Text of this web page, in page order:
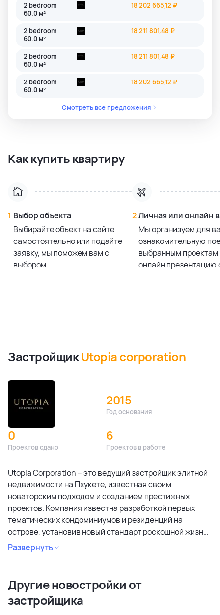
2 bedroom
60.0 м²
18 202 665,12 ₽
2 bedroom
60.0 м²
18 211 801,48 ₽
2 bedroom
60.0 м²
18 211 801,48 ₽
2 bedroom
60.0 м²
18 202 665,12 ₽
Смотреть все предложения
Как купить квартиру
1 Выбор объекта
Выбирайте объект на сайте
самостоятельно или подайте
заявку, мы поможем вам с
выбором
2Личная или онлайн
Мы организуем для
ознакомительную
выбранным проектам
онлайн презентацию
ЗастройщикUtopia corporation
2015
Год основания
0
Проектов сдано
6
Проектов в работе
Utopia Corporation – это ведущий застройщик элитной
недвижимости на Пхукете, известная своим
новаторским подходом и созданием престижных
проектов. Компания известна разработкой первых
тематических кондоминиумов и резиденций на
острове, установив новый стандарт роскошной жизни.
Utopia Corporation также планирует дебют
высококлассного проекта и является подразделением
консалтинговой корпорации по недвижимости.
Команда Utopia Corporation — это яркий ансамбль
преданных своему делу профессионалов, каждого из
Развернуть
Другие новостройки от
застройщика